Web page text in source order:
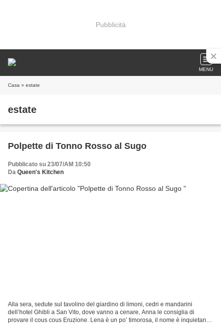
Pubblicità
MENU
Casa » estate
estate
Polpette di Tonno Rosso al Sugo
Pubblicato su 23/07/AM 10:50
Da Queen's Kitchen
Alla sera, sedute sul tavolino del giardino di limoni, cedri e mandarini
dell’hotel Ghibli a San Vito, dove vanno a cenare, Anna le consiglia di
provare il cous cous Eruzione. Lena è un po’ timorosa, il nome è inquietante.